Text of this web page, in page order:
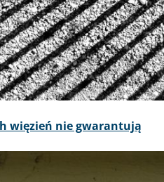
więzień nie gwarantują